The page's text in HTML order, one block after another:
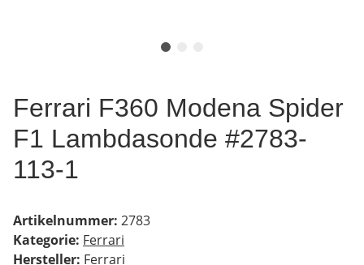
Ferrari F360 Modena Spider
F1 Lambdasonde #2783-
113-1
Artikelnummer: 2783
Kategorie: Ferrari
Hersteller: Ferrari